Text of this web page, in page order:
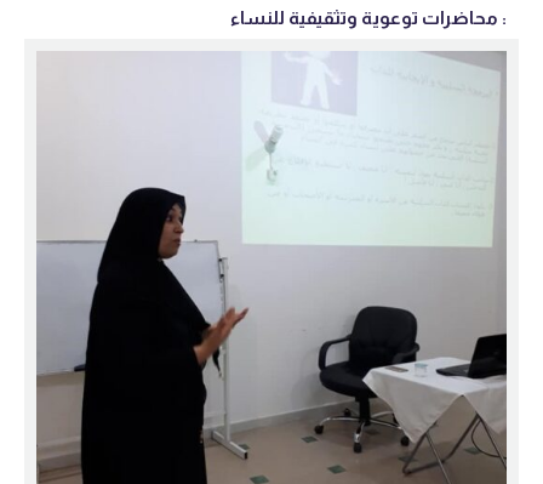
محاضرات توعوية وتثقيفية للنساء :